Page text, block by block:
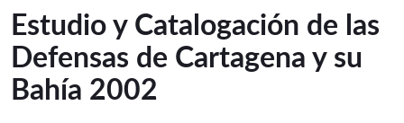
Estudio y Catalogación de las
Defensas de Cartagena y su
Bahía 2002